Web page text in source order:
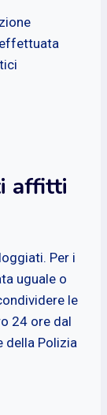
affitti
Per i
uguale o
le
24 ore dal
della Polizia